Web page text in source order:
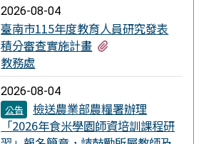
2026-08-04
臺南市115年度教育人員研究發表
積分審查實施計畫
教務處
2026-08-04
公告
檢送農業部農糧署辦理
「2026年食米學園師資培訓課程研